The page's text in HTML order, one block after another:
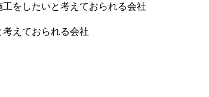
をしたいと考えておられる会社
えておられる会社